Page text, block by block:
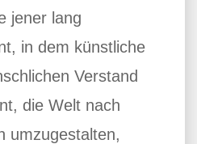
jener lang
in dem künstliche
Verstand
die Welt nach
umzugestalten,